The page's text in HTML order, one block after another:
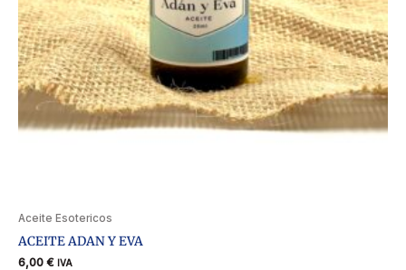
Aceite Esotericos
ACEITE ADAN Y EVA
6,00 € IVA